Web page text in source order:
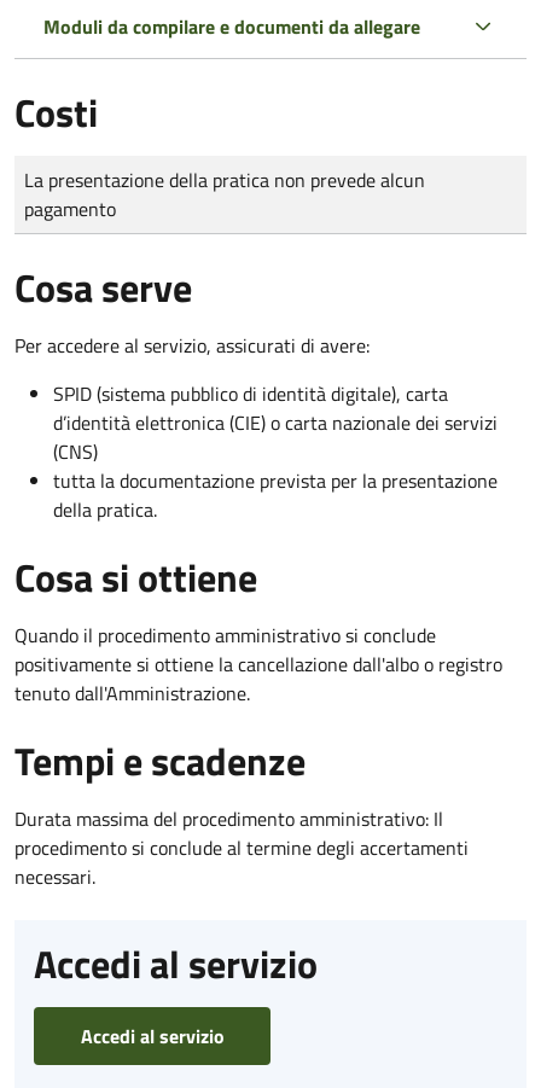
Moduli da compilare e documenti da allegare
Costi
Tipo di pagamento
Importo
La presentazione della pratica non prevede alcun
pagamento
Cosa serve
Per accedere al servizio, assicurati di avere:
SPID (sistema pubblico di identità digitale), carta
d’identità elettronica (CIE) o carta nazionale dei servizi
(CNS)
tutta la documentazione prevista per la presentazione
della pratica.
Cosa si ottiene
Quando il procedimento amministrativo si conclude
positivamente si ottiene la cancellazione dall'albo o registro
tenuto dall'Amministrazione.
Tempi e scadenze
Durata massima del procedimento amministrativo: Il
procedimento si conclude al termine degli accertamenti
necessari.
Accedi al servizio
Accedi al servizio